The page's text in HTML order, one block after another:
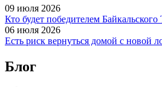
09 июля 2026
Кто будет победителем Байкальского
06 июля 2026
Есть риск вернуться домой с новой
Блог